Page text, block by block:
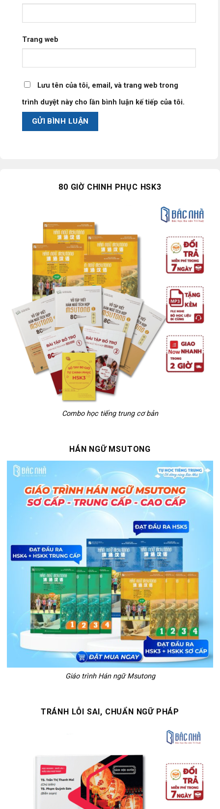
Trang web
Lưu tên của tôi, email, và trang web trong
trình duyệt này cho lần bình luận kế tiếp của tôi.
80 GIỜ CHINH PHỤC HSK3
Combo học tiếng trung cơ bản
HÁN NGỮ MSUTONG
Giáo trình Hán ngữ Msutong
TRÁNH LỖI SAI, CHUẨN NGỮ PHÁP